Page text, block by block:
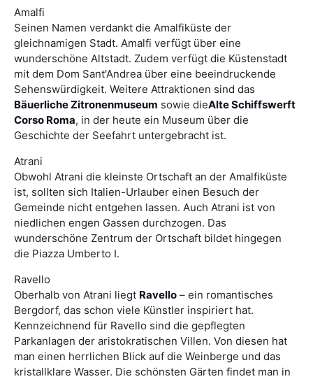
Amalfi
Seinen Namen verdankt die Amalfiküste der
gleichnamigen Stadt. Amalfi verfügt über eine
wunderschöne Altstadt. Zudem verfügt die Küstenstadt
mit dem Dom Sant'Andrea über eine beeindruckende
Sehenswürdigkeit. Weitere Attraktionen sind das
Bäuerliche Zitronenmuseum sowie dieAlte Schiffswerft
Corso Roma, in der heute ein Museum über die
Geschichte der Seefahrt untergebracht ist.
Atrani
Obwohl Atrani die kleinste Ortschaft an der Amalfiküste
ist, sollten sich Italien-Urlauber einen Besuch der
Gemeinde nicht entgehen lassen. Auch Atrani ist von
niedlichen engen Gassen durchzogen. Das
wunderschöne Zentrum der Ortschaft bildet hingegen
die Piazza Umberto I.
Ravello
Oberhalb von Atrani liegt Ravello – ein romantisches
Bergdorf, das schon viele Künstler inspiriert hat.
Kennzeichnend für Ravello sind die gepflegten
Parkanlagen der aristokratischen Villen. Von diesen hat
man einen herrlichen Blick auf die Weinberge und das
kristallklare Wasser. Die schönsten Gärten findet man in